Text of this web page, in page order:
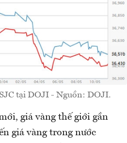
tại DOJI - Nguồn: DOJI.
giá vàng thế giới gần
giá vàng trong nước